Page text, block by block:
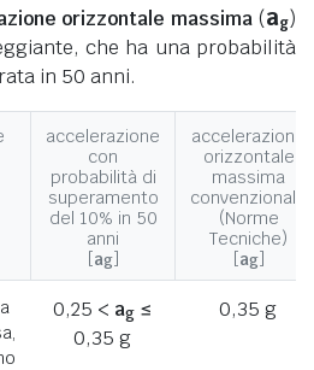
orizzontale massima (ag)
che ha una probabilità
in 50 anni.
accelerazione
con
probabilità di
superamento
del 10% in 50
anni
[ag]
accelerazione
orizzontale
massima
convenzionale
(Norme
Tecniche)
[ag]
0,25 < ag≤
0,35 g
0,35 g